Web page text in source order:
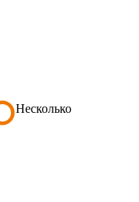
Несколько